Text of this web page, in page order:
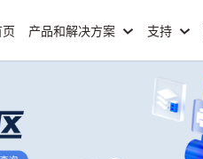
产品和解决方案 支持